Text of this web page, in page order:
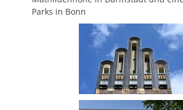
Parks in Bonn